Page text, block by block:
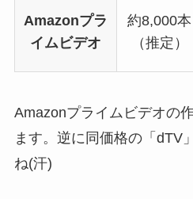
Amazonプラ
イムビデオ
約8,000本
（推定）
Amazonプライムビデオの
ます。逆に同価格の「dTV
ね(汗)